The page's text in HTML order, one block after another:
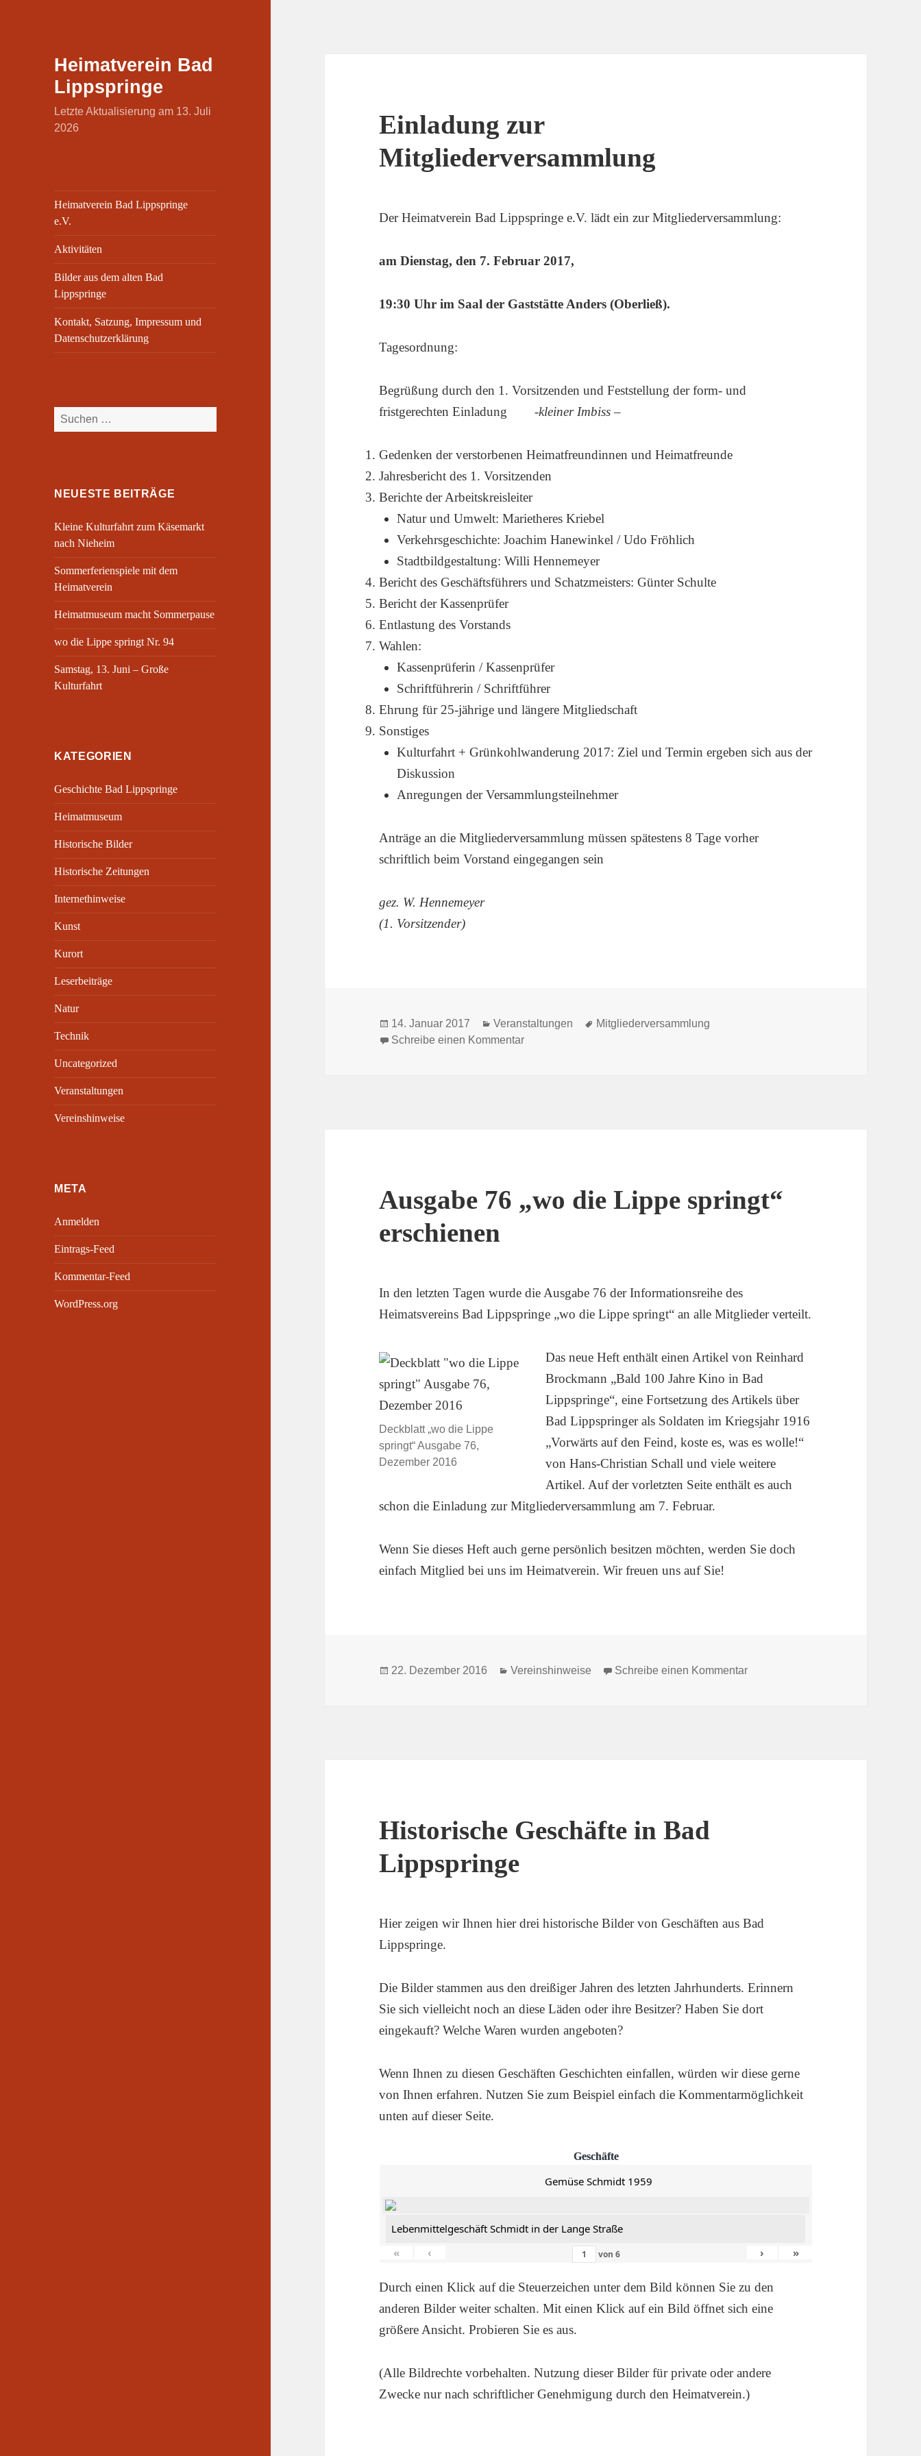
Heimatverein Bad
Lippspringe
Letzte Aktualisierung am 13. Juli
2026
Heimatverein Bad Lippspringe
e.V.
Aktivitäten
Bilder aus dem alten Bad
Lippspringe
Kontakt, Satzung, Impressum und
Datenschutzerklärung
Suchen
nach:
NEUESTE BEITRÄGE
Kleine Kulturfahrt zum Käsemarkt
nach Nieheim
Sommerferienspiele mit dem
Heimatverein
Heimatmuseum macht Sommerpause
wo die Lippe springt Nr. 94
Samstag, 13. Juni – Große
Kulturfahrt
KATEGORIEN
Geschichte Bad Lippspringe
Heimatmuseum
Historische Bilder
Historische Zeitungen
Internethinweise
Kunst
Kurort
Leserbeiträge
Natur
Technik
Uncategorized
Veranstaltungen
Vereinshinweise
META
Anmelden
Eintrags-Feed
Kommentar-Feed
WordPress.org
Einladung zur
Mitgliederversammlung
Der Heimatverein Bad Lippspringe e.V. lädt ein zur Mitgliederversammlung:
am Dienstag, den 7. Februar 2017,
19:30 Uhr im Saal der Gaststätte Anders (Oberließ).
Tagesordnung:
Begrüßung durch den 1. Vorsitzenden und Feststellung der form- und
fristgerechten Einladung-kleiner Imbiss –
Gedenken der verstorbenen Heimatfreundinnen und Heimatfreunde
Jahresbericht des 1. Vorsitzenden
Berichte der Arbeitskreisleiter
Natur und Umwelt: Marietheres Kriebel
Verkehrsgeschichte: Joachim Hanewinkel / Udo Fröhlich
Stadtbildgestaltung: Willi Hennemeyer
Bericht des Geschäftsführers und Schatzmeisters: Günter Schulte
Bericht der Kassenprüfer
Entlastung des Vorstands
Wahlen:
Kassenprüferin / Kassenprüfer
Schriftführerin / Schriftführer
Ehrung für 25-jährige und längere Mitgliedschaft
Sonstiges
Kulturfahrt + Grünkohlwanderung 2017: Ziel und Termin ergeben sich aus der
Diskussion
Anregungen der Versammlungsteilnehmer
Anträge an die Mitgliederversammlung müssen spätestens 8 Tage vorher
schriftlich beim Vorstand eingegangen sein
gez. W. Hennemeyer
(1. Vorsitzender)
Veröffentlicht
am
14. Januar 2017 Kategorien
Veranstaltungen Schlagwörter
Mitgliederversammlung
Schreibe einen Kommentarzu Einladung zur Mitgliederversammlung
Ausgabe 76 „wo die Lippe springt“
erschienen
In den letzten Tagen wurde die Ausgabe 76 der Informationsreihe des
Heimatsvereins Bad Lippspringe „wo die Lippe springt“ an alle Mitglieder verteilt.
Deckblatt „wo die Lippe
springt“ Ausgabe 76,
Dezember 2016
Das neue Heft enthält einen Artikel von Reinhard
Brockmann „Bald 100 Jahre Kino in Bad
Lippspringe“, eine Fortsetzung des Artikels über
Bad Lippspringer als Soldaten im Kriegsjahr 1916
„Vorwärts auf den Feind, koste es, was es wolle!“
von Hans-Christian Schall und viele weitere
Artikel. Auf der vorletzten Seite enthält es auch
schon die Einladung zur Mitgliederversammlung am 7. Februar.
Wenn Sie dieses Heft auch gerne persönlich besitzen möchten, werden Sie doch
einfach Mitglied bei uns im Heimatverein. Wir freuen uns auf Sie!
Veröffentlicht
22. Dezember 2016 Kategorien
Vereinshinweise Schreibe einen Kommentarzu Ausgabe 76 „wo die Lippe
Historische Geschäfte in Bad
Lippspringe
Hier zeigen wir Ihnen hier drei historische Bilder von Geschäften aus Bad
Lippspringe.
Die Bilder stammen aus den dreißiger Jahren des letzten Jahrhunderts. Erinnern
Sie sich vielleicht noch an diese Läden oder ihre Besitzer? Haben Sie dort
eingekauft? Welche Waren wurden angeboten?
Wenn Ihnen zu diesen Geschäften Geschichten einfallen, würden wir diese gerne
von Ihnen erfahren. Nutzen Sie zum Beispiel einfach die Kommentarmöglichkeit
unten auf dieser Seite.
Geschäfte
Gemüse Schmidt 1959
Lebenmittelgeschäft Schmidt in der Lange Straße
«
‹ von 6 › »
Durch einen Klick auf die Steuerzeichen unter dem Bild können Sie zu den
anderen Bilder weiter schalten. Mit einen Klick auf ein Bild öffnet sich eine
größere Ansicht. Probieren Sie es aus.
(Alle Bildrechte vorbehalten. Nutzung dieser Bilder für private oder andere
Zwecke nur nach schriftlicher Genehmigung durch den Heimatverein.)